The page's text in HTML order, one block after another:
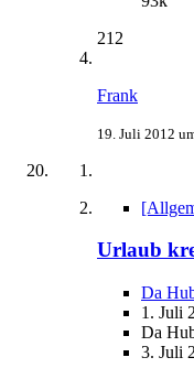
212
Frank
19. Juli 2012
Urlaub
Da
1. Juli
Da
3. Juli